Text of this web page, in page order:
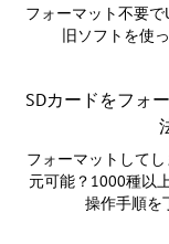
フォーマット不要
旧ソフトを使
SDカードをフォ
フォーマットして
元可能？1000種以
操作手順を